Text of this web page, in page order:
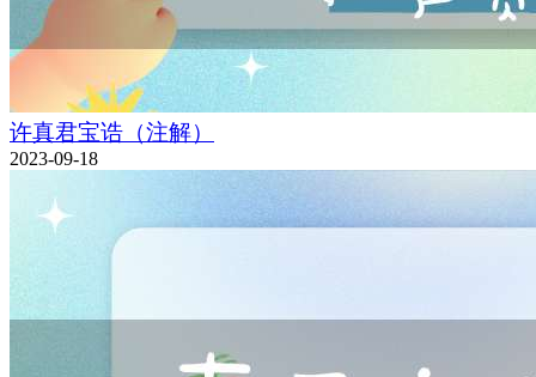
许真君宝诰（注解）
2023-09-18